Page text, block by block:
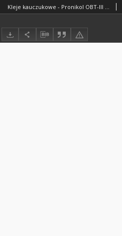
Kleje kauczukowe - Pronikol OBT-III BN-74/6033-01 / Instytucja opracowująca normę Zakłady Tworzyw Sztucznych PRONIT-ERG, Pionki.